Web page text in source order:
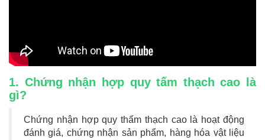
1. Chứng nhận hợp quy tấm thạch cao là
gì?
Chứng nhận hợp quy thấm thạch cao là hoạt động
đánh giá, chứng nhận sản phẩm, hàng hóa vật liệu